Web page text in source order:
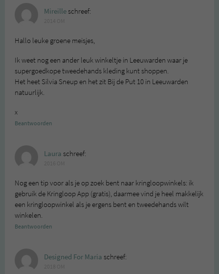
Mireilleschreef:
Hallo leuke groene meisjes,
Ik weet nog een ander leuk winkeltje in Leeuwarden waar je
supergoedkope tweedehands kleding kunt shoppen.
Het heet Silvia Sneup en het zit Bij de Put 10 in Leeuwarden
natuurlijk.
x
Beantwoorden
Laura schreef:
Nog een tip voor als je op zoek bent naar kringloopwinkels: ik
gebruik de Kringloop App (gratis), daarmee vind je heel makkelijk
een kringloopwinkel als je ergens bent en tweedehands wilt
winkelen.
Beantwoorden
Designed For Maria schreef: